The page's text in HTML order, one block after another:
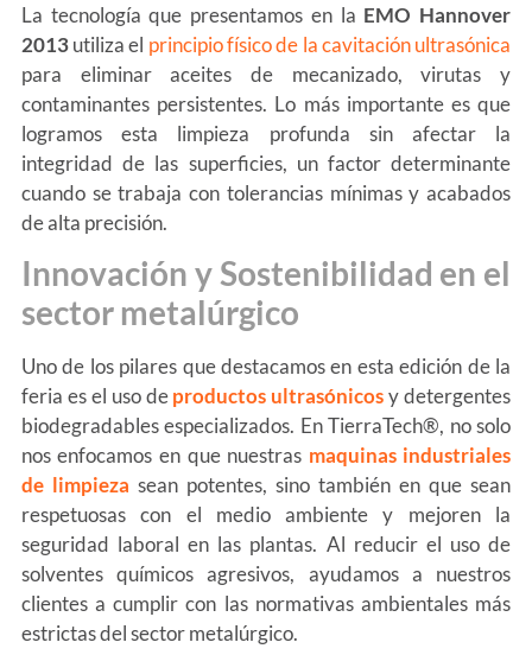
La tecnología que presentamos en la EMO Hannover
2013utiliza el principio físico de la cavitación ultrasónica
para eliminar aceites de mecanizado, virutas y
contaminantes persistentes. Lo más importante es que
logramos esta limpieza profunda sin afectar la
integridad de las superficies, un factor determinante
cuando se trabaja con tolerancias mínimas y acabados
de alta precisión.
Innovación y Sostenibilidad en el
sector metalúrgico
Uno de los pilares que destacamos en esta edición de la
feria es el uso deproductos ultrasónicosy detergentes
biodegradables especializados. En TierraTech®, no solo
nos enfocamos en que nuestras maquinas industriales
de limpieza sean potentes, sino también en que sean
respetuosas con el medio ambiente y mejoren la
seguridad laboral en las plantas. Al reducir el uso de
solventes químicos agresivos, ayudamos a nuestros
clientes a cumplir con las normativas ambientales más
estrictas del sector metalúrgico.